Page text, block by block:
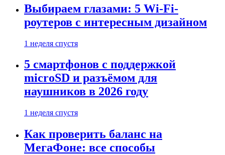
Выбираем глазами: 5 Wi-Fi-
роутеров с интересным дизайном
1 неделя спустя
5 смартфонов с поддержкой
microSD и разъёмом для
наушников в 2026 году
1 неделя спустя
Как проверить баланс на
МегаФоне: все способы